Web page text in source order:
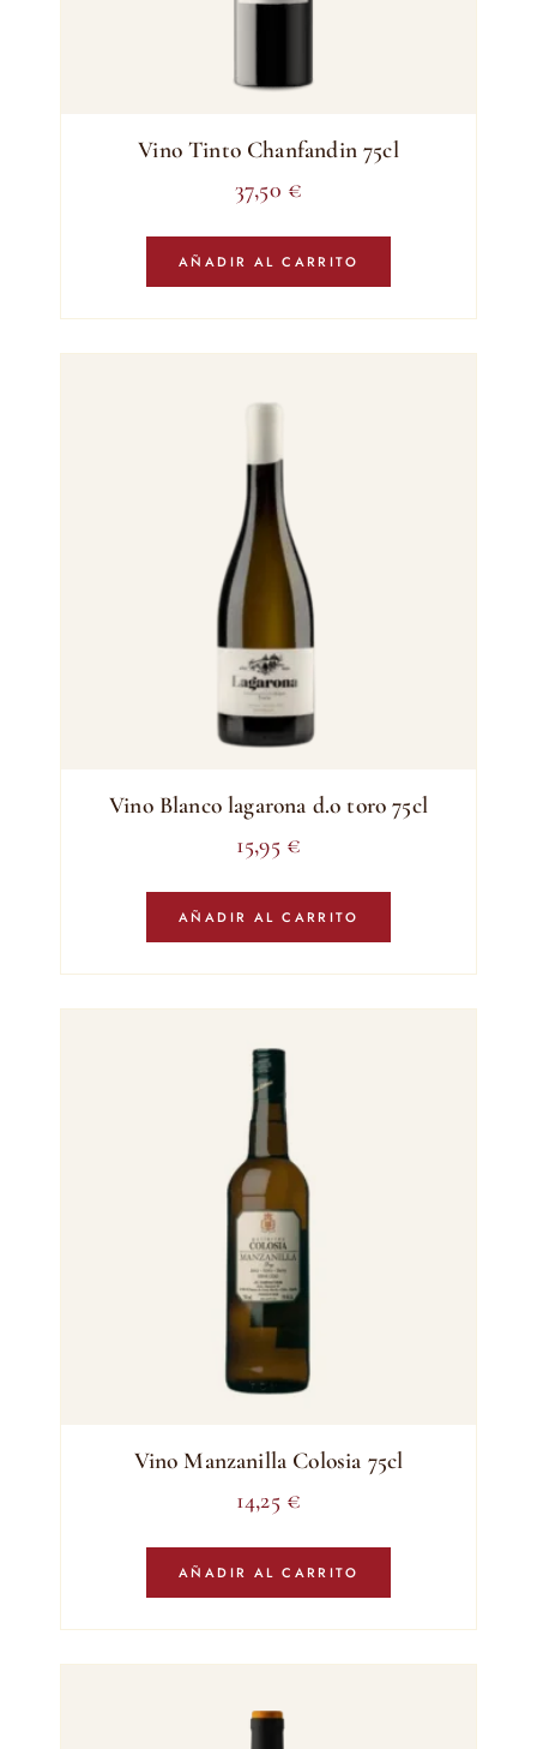
Vino Tinto Chanfandin 75cl
37,50 €
AÑADIR AL CARRITO
Vino Blanco lagarona d.o toro 75cl
15,95 €
AÑADIR AL CARRITO
Vino Manzanilla Colosia 75cl
14,25 €
AÑADIR AL CARRITO